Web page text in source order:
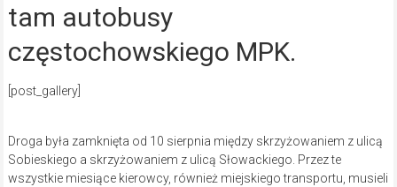
tam autobusy
częstochowskiego MPK.
[post_gallery]
Droga była zamknięta od 10 sierpnia między skrzyżowaniem z ulicą
Sobieskiego a skrzyżowaniem z ulicą Słowackiego. Przez te
wszystkie miesiące kierowcy, również miejskiego transportu, musieli